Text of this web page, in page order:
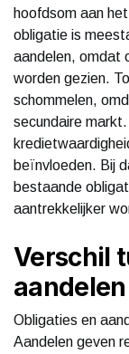
hoofdsom aan
obligatie is
aandelen, omdat
worden gezien.
schommelen,
secundaire
beïnvloeden. Bij
bestaande
aantrekkelijker
Verschil
aandelen
Obligaties en
Aandelen geven